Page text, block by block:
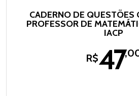
CADERNO DE QUESTÕES
PROFESSOR DE
IACP
R$47